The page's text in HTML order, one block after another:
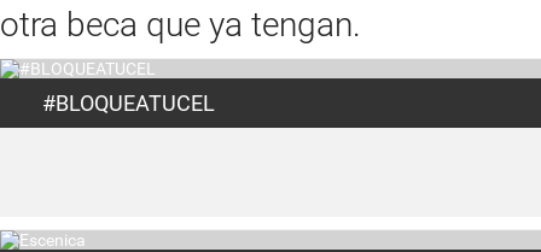
otra beca que ya tengan.
#BLOQUEATUCEL